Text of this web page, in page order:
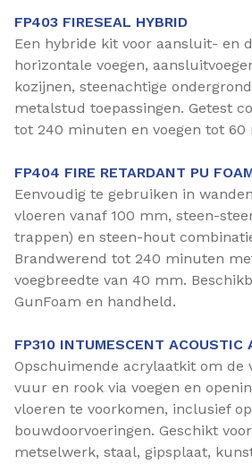
FP403 FIRESEAL HYBRID
Een hybride kit voor aansluit- en
horizontale voegen,
kozijnen, steenachtige
metalstud toepassingen. Getest
tot 240 minuten en voegen tot 60
FP404 FIRE RETARDANT PU
Eenvoudig te gebruiken in
vloeren vanaf 100 mm, steen-
trappen) en steen-hout
Brandwerend tot 240 minuten
voegbreedte van 40 mm.
GunFoam en handheld.
FP310 INTUMESCENT ACOUSTIC
Opschuimende acrylaatkit om de
vuur en rook via voegen en
vloeren te voorkomen, inclusief
bouwdoorvoeringen. Geschikt
metselwerk, staal, gipsplaat,